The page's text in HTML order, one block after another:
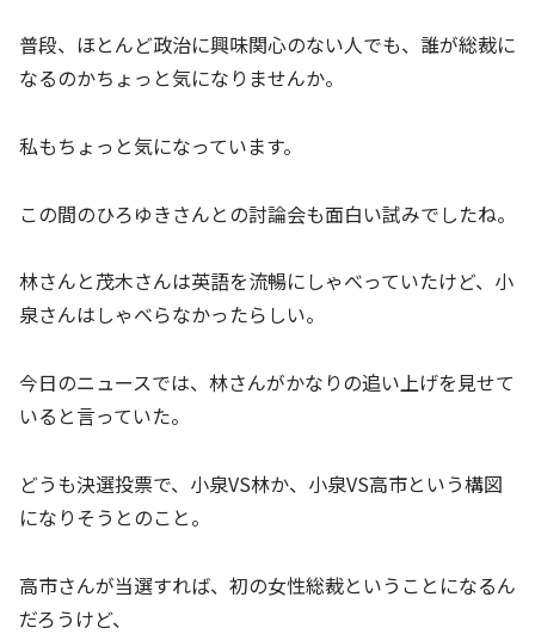
普段、ほとんど政治に興味関心のない人でも、誰が総裁に
なるのかちょっと気になりませんか。
私もちょっと気になっています。
この間のひろゆきさんとの討論会も面白い試みでしたね。
林さんと茂木さんは英語を流暢にしゃべっていたけど、小
泉さんはしゃべらなかったらしい。
今日のニュースでは、林さんがかなりの追い上げを見せて
いると言っていた。
どうも決選投票で、小泉VS林か、小泉VS高市という構図
になりそうとのこと。
高市さんが当選すれば、初の女性総裁ということになるん
だろうけど、